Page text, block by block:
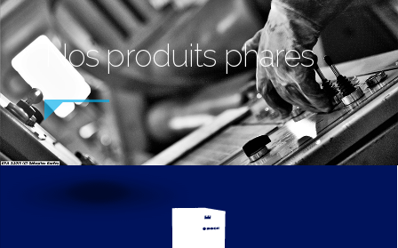
Nos produits phares